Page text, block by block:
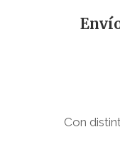
Con